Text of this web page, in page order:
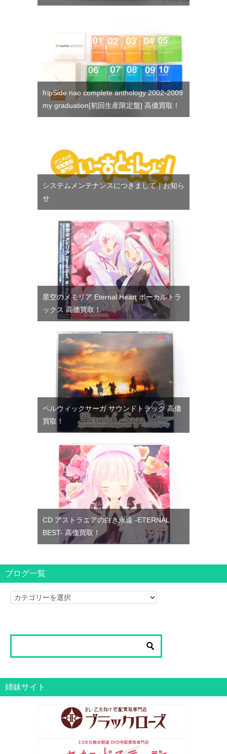
fripSide nao complete anthology 2002-2009
my graduation[初回生産限定盤] 高価買取！
システムメンテナンスにつきまして｜お知ら
せ
星空のメモリア Eternal Heart ボーカルトラ
ックス 高価買取！
ベルウィックサーガ サウンドトラック 高価
買取！
CD アストラエアの白き永遠 -ETERNAL
BEST- 高価買取！
ブログ一覧
ブ
一
姉妹サイト